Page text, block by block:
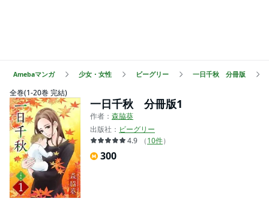
Amebaマンガ 少女・女性 ビーグリー 一日千秋 分冊版
全巻(1-20巻 完結)
一日千秋 分冊版1
作者： 森脇葵
出版社： ビーグリー
4.9
（10件）
300